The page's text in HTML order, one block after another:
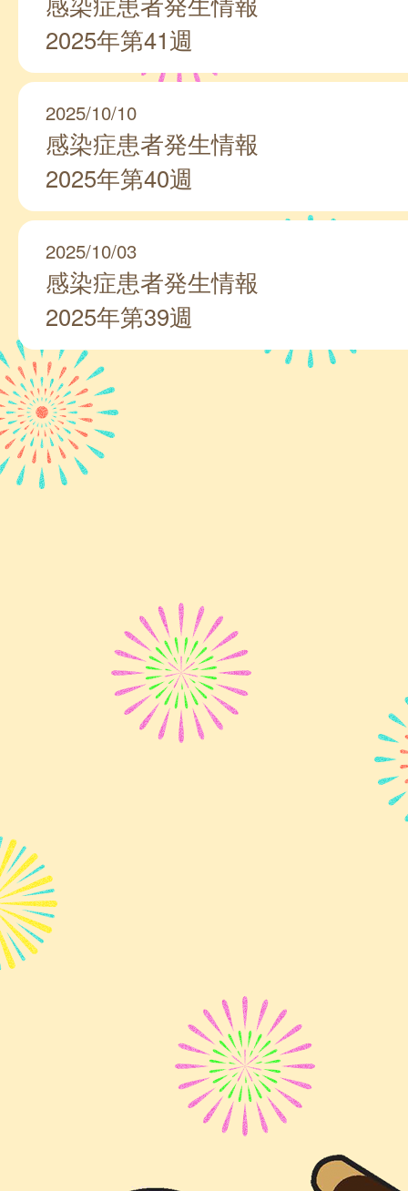
2025年第41週
2025/10/10
感染症患者発生情報
2025年第40週
2025/10/03
感染症患者発生情報
2025年第39週